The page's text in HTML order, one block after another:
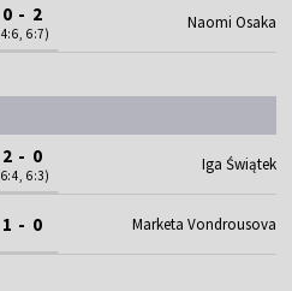
0 - 2
6:7)
Naomi Osaka
2 - 0
6:3)
Iga Świątek
1 - 0 Marketa Vondrousova